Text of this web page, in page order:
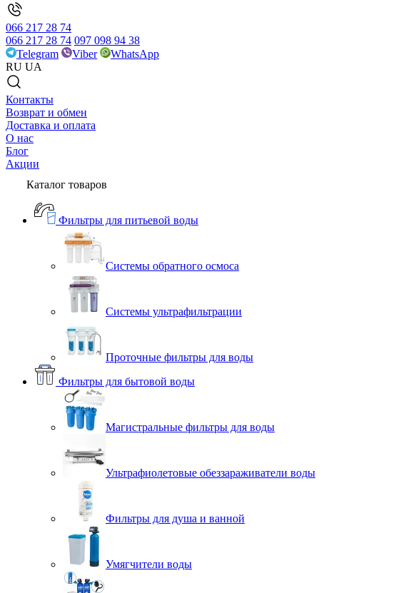
066 217 28 74
066 217 28 74 097 098 94 38
Telegram
Viber
WhatsApp
RU UA
Контакты
Возврат и обмен
Доставка и оплата
О нас
Блог
Акции
Каталог товаров
Фильтры для питьевой воды
Системы обратного осмоса
Системы ультрафильтрации
Проточные фильтры для воды
Фильтры для бытовой воды
Магистральные фильтры для воды
Ультрафиолетовые обеззараживатели воды
Фильтры для душа и ванной
Умягчители воды